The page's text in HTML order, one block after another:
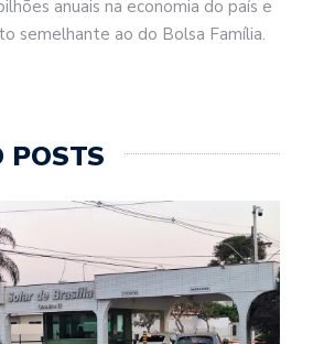
anuais na economia do país e
semelhante ao do Bolsa Família.
POSTS